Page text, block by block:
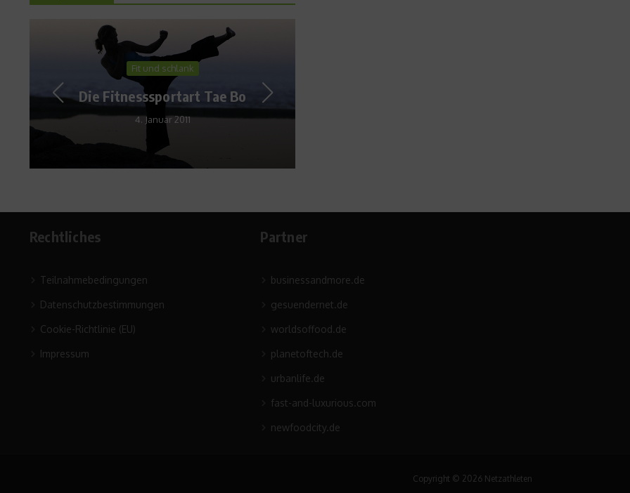
Fit und schlank
Die Fitnesssportart Tae Bo
4. Januar 2011
Rechtliches
Teilnahmebedingungen
Datenschutzbestimmungen
Cookie-Richtlinie (EU)
Impressum
Partner
businessandmore.de
gesuendernet.de
worldsoffood.de
planetoftech.de
urbanlife.de
fast-and-luxurious.com
newfoodcity.de
Copyright © 2026 Netzathleten